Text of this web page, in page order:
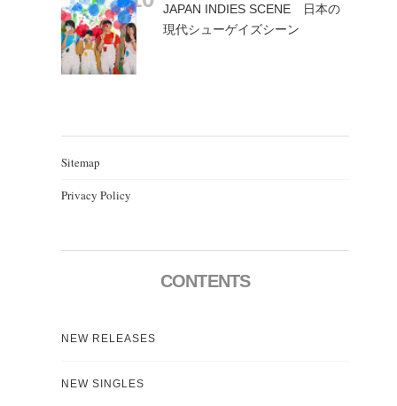
JAPAN INDIES SCENE 日本の
現代シューゲイズシーン
Sitemap
Privacy Policy
CONTENTS
NEW RELEASES
NEW SINGLES